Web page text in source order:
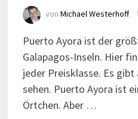
von Michael Westerhoff
Puerto Ayora ist der
Galapagos-Inseln. Hier
jeder Preisklasse. Es gibt
sehen. Puerto Ayora ist
Örtchen. Aber …